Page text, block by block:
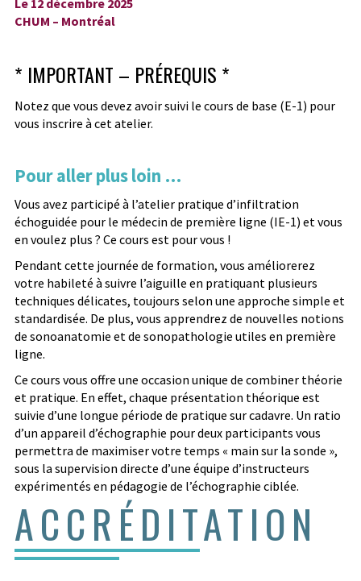
Le 12 décembre 2025
CHUM – Montréal
* IMPORTANT – PRÉREQUIS *
Notez que vous devez avoir suivi le cours de base (E-1) pour
vous inscrire à cet atelier.
Pour aller plus loin …
Vous avez participé à l’atelier pratique d’infiltration
échoguidée pour le médecin de première ligne (IE-1) et vous
en voulez plus ? Ce cours est pour vous !
Pendant cette journée de formation, vous améliorerez
votre habileté à suivre l’aiguille en pratiquant plusieurs
techniques délicates, toujours selon une approche simple et
standardisée. De plus, vous apprendrez de nouvelles notions
de sonoanatomie et de sonopathologie utiles en première
ligne.
Ce cours vous offre une occasion unique de combiner théorie
et pratique. En effet, chaque présentation théorique est
suivie d’une longue période de pratique sur cadavre. Un ratio
d’un appareil d’échographie pour deux participants vous
permettra de maximiser votre temps « main sur la sonde »,
sous la supervision directe d’une équipe d’instructeurs
expérimentés en pédagogie de l’échographie ciblée.
ACCRÉDITATION